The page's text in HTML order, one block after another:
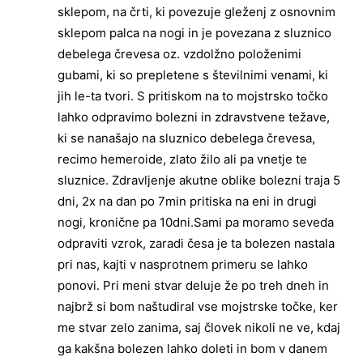
sklepom, na črti, ki povezuje gleženj z osnovnim
sklepom palca na nogi in je povezana z sluznico
debelega črevesa oz. vzdolžno položenimi
gubami, ki so prepletene s številnimi venami, ki
jih le-ta tvori. S pritiskom na to mojstrsko točko
lahko odpravimo bolezni in zdravstvene težave,
ki se nanašajo na sluznico debelega črevesa,
recimo hemeroide, zlato žilo ali pa vnetje te
sluznice. Zdravljenje akutne oblike bolezni traja 5
dni, 2x na dan po 7min pritiska na eni in drugi
nogi, kronične pa 10dni.Sami pa moramo seveda
odpraviti vzrok, zaradi česa je ta bolezen nastala
pri nas, kajti v nasprotnem primeru se lahko
ponovi. Pri meni stvar deluje že po treh dneh in
najbrž si bom naštudiral vse mojstrske točke, ker
me stvar zelo zanima, saj človek nikoli ne ve, kdaj
ga kakšna bolezen lahko doleti in bom v danem